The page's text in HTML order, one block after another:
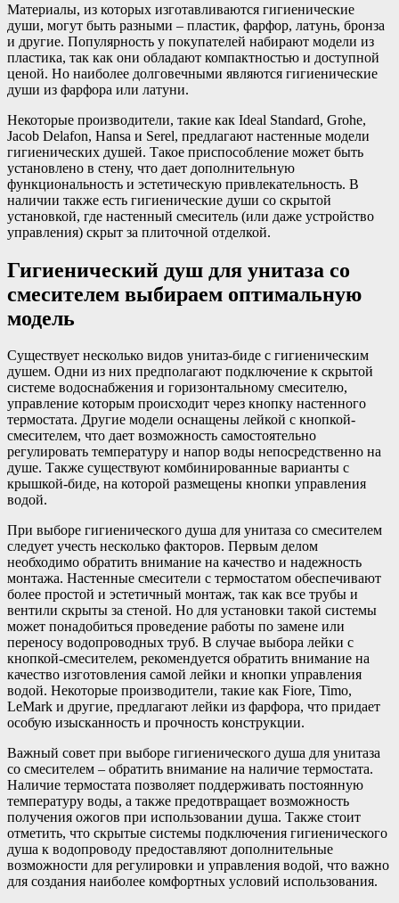
Материалы, из которых изготавливаются гигиенические
души, могут быть разными – пластик, фарфор, латунь, бронза
и другие. Популярность у покупателей набирают модели из
пластика, так как они обладают компактностью и доступной
ценой. Но наиболее долговечными являются гигиенические
души из фарфора или латуни.
Некоторые производители, такие как Ideal Standard, Grohe,
Jacob Delafon, Hansa и Serel, предлагают настенные модели
гигиенических душей. Такое приспособление может быть
установлено в стену, что дает дополнительную
функциональность и эстетическую привлекательность. В
наличии также есть гигиенические души со скрытой
установкой, где настенный смеситель (или даже устройство
управления) скрыт за плиточной отделкой.
Гигиенический душ для унитаза со
смесителем выбираем оптимальную
модель
Существует несколько видов унитаз-биде с гигиеническим
душем. Одни из них предполагают подключение к скрытой
системе водоснабжения и горизонтальному смесителю,
управление которым происходит через кнопку настенного
термостата. Другие модели оснащены лейкой с кнопкой-
смесителем, что дает возможность самостоятельно
регулировать температуру и напор воды непосредственно на
душе. Также существуют комбинированные варианты с
крышкой-биде, на которой размещены кнопки управления
водой.
При выборе гигиенического душа для унитаза со смесителем
следует учесть несколько факторов. Первым делом
необходимо обратить внимание на качество и надежность
монтажа. Настенные смесители с термостатом обеспечивают
более простой и эстетичный монтаж, так как все трубы и
вентили скрыты за стеной. Но для установки такой системы
может понадобиться проведение работы по замене или
переносу водопроводных труб. В случае выбора лейки с
кнопкой-смесителем, рекомендуется обратить внимание на
качество изготовления самой лейки и кнопки управления
водой. Некоторые производители, такие как Fiore, Timo,
LeMark и другие, предлагают лейки из фарфора, что придает
особую изысканность и прочность конструкции.
Важный совет при выборе гигиенического душа для унитаза
со смесителем – обратить внимание на наличие термостата.
Наличие термостата позволяет поддерживать постоянную
температуру воды, а также предотвращает возможность
получения ожогов при использовании душа. Также стоит
отметить, что скрытые системы подключения гигиенического
душа к водопроводу предоставляют дополнительные
возможности для регулировки и управления водой, что важно
для создания наиболее комфортных условий использования.